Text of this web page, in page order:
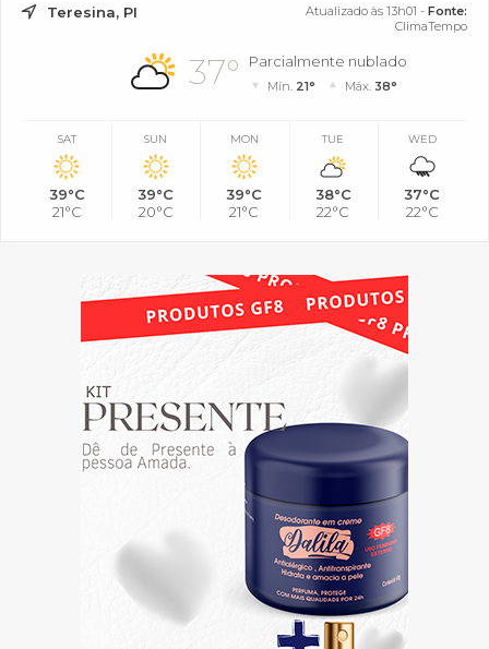
Teresina, PI Atualizado às 13h01 - Fonte:
ClimaTempo
37° Parcialmente nublado
Mín. 21° Máx. 38°
SAT
39°C
21°C
SUN
39°C
20°C
MON
39°C
21°C
TUE
38°C
22°C
WED
37°C
22°C